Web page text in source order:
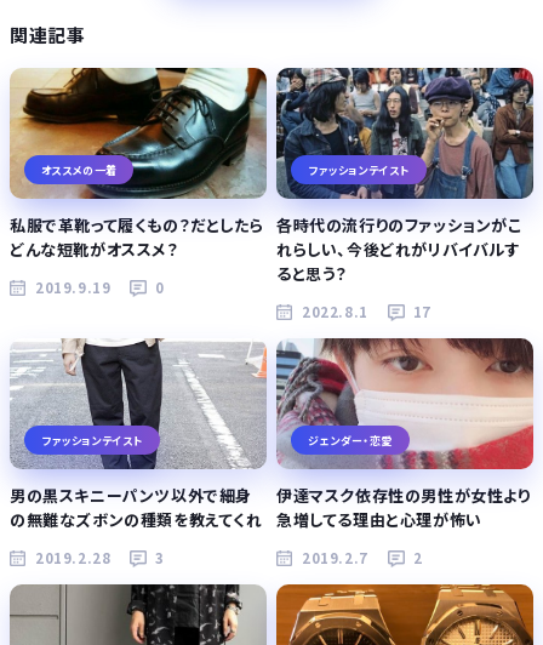
関連記事
オススメの一着
私服で革靴って履くもの？だとしたら
どんな短靴がオススメ？
2019.9.19 0
ファッションテイスト
各時代の流行りのファッションがこ
れらしい、今後どれがリバイバルす
ると思う？
2022.8.1 17
ファッションテイスト
男の黒スキニーパンツ以外で細身
の無難なズボンの種類を教えてくれ
2019.2.28 3
ジェンダー・恋愛
伊達マスク依存性の男性が女性より
急増してる理由と心理が怖い
2019.2.7 2